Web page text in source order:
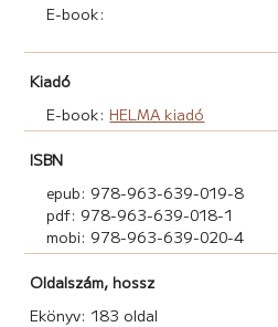
E-book:
Kiadó
E-book: HELMA kiadó
ISBN
epub: 978-963-639-019-8
pdf: 978-963-639-018-1
mobi: 978-963-639-020-4
Oldalszám, hossz
Ekönyv: 183 oldal